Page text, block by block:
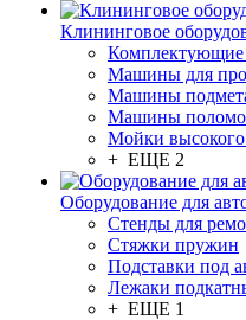
Клининговое
Комплектующие
Машины для
Машины
Машины
Мойки высокого
+ ЕЩЕ 2
Оборудование для
Стенды для
Стяжки пружин
Подставки под
Лежаки
+ ЕЩЕ 1